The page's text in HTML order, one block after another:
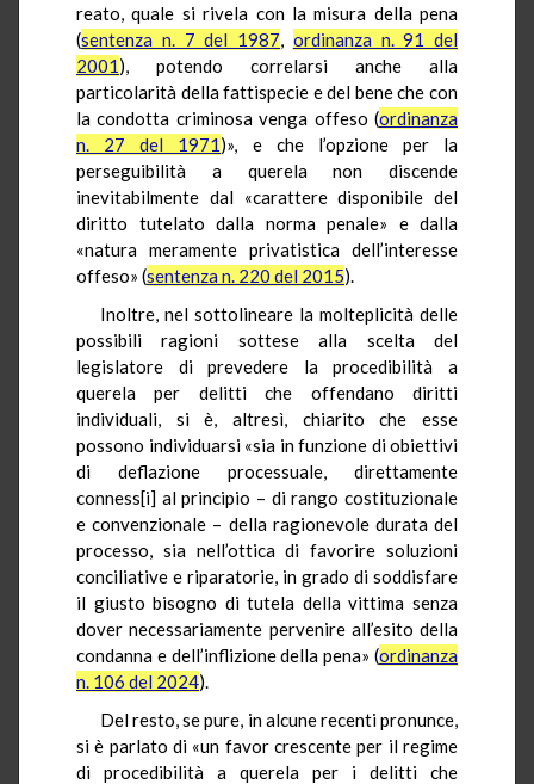
reato, quale si rivela con la misura della pena
(sentenza n. 7 del 1987, ordinanza n. 91 del
2001), potendo correlarsi anche alla
particolarità della fattispecie e del bene che con
la condotta criminosa venga offeso (ordinanza
n. 27 del 1971)», e che l’opzione per la
perseguibilità a querela non discende
inevitabilmente dal «carattere disponibile del
diritto tutelato dalla norma penale» e dalla
«natura meramente privatistica dell’interesse
offeso» (sentenza n. 220 del 2015).
Inoltre, nel sottolineare la molteplicità delle
possibili ragioni sottese alla scelta del
legislatore di prevedere la procedibilità a
querela per delitti che offendano diritti
individuali, si è, altresì, chiarito che esse
possono individuarsi «sia in funzione di obiettivi
di deflazione processuale, direttamente
conness[i] al principio – di rango costituzionale
e convenzionale – della ragionevole durata del
processo, sia nell’ottica di favorire soluzioni
conciliative e riparatorie, in grado di soddisfare
il giusto bisogno di tutela della vittima senza
dover necessariamente pervenire all’esito della
condanna e dell’inflizione della pena» (ordinanza
n. 106 del 2024).
Del resto, se pure, in alcune recenti pronunce,
si è parlato di «un favor crescente per il regime
di procedibilità a querela per i delitti che